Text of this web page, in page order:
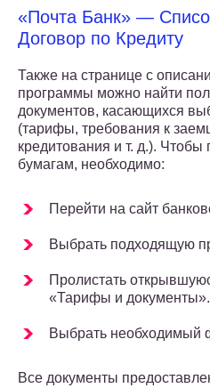
«Почта Банк» —
Договор по Кредиту
Также на странице с
программы можно найти
документов, касающихся
(тарифы, требования к
кредитования и т. д.). Чтобы
бумагам, необходимо:
Перейти на сайт
Выбрать подходящую
Пролистать
«Тарифы и документы».
Выбрать необходимый
Все документы